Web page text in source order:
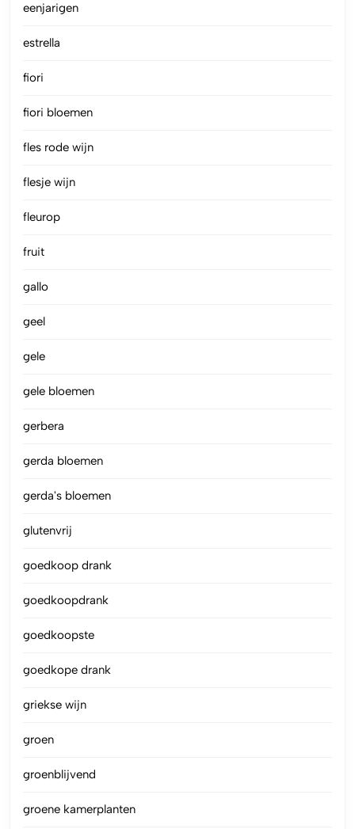
eenjarigen
estrella
fiori
fiori bloemen
fles rode wijn
flesje wijn
fleurop
fruit
gallo
geel
gele
gele bloemen
gerbera
gerda bloemen
gerda's bloemen
glutenvrij
goedkoop drank
goedkoopdrank
goedkoopste
goedkope drank
griekse wijn
groen
groenblijvend
groene kamerplanten